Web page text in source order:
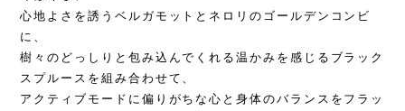
心地よさを誘うベルガモットとネロリのゴールデンコンビ
に、
樹々のどっしりと包み込んでくれる温かみを感じるブラック
スプルースを組み合わせて、
アクティブモードに偏りがちな心と身体のバランスをフラッ